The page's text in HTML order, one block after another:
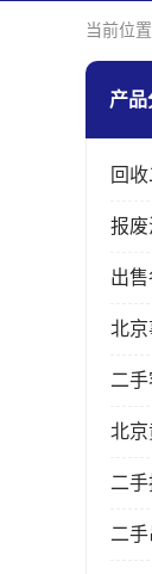
当前位置
产品
回
报废
出
北
二
北京
二
二